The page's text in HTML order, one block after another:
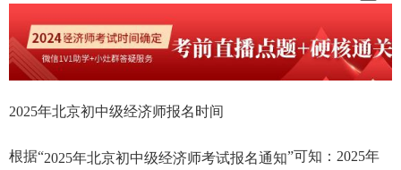
2025年北京初中级经济师报名时间
根据“2025年北京初中级经济师考试报名通知”可知：2025年